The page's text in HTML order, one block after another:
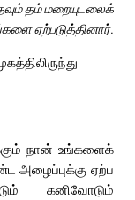
தம் மறையுடலைக்
ஏற்படுத்தினார்.
நான் உங்களைக்
அழைப்புக்கு ஏற்ப
கனிவோடும்